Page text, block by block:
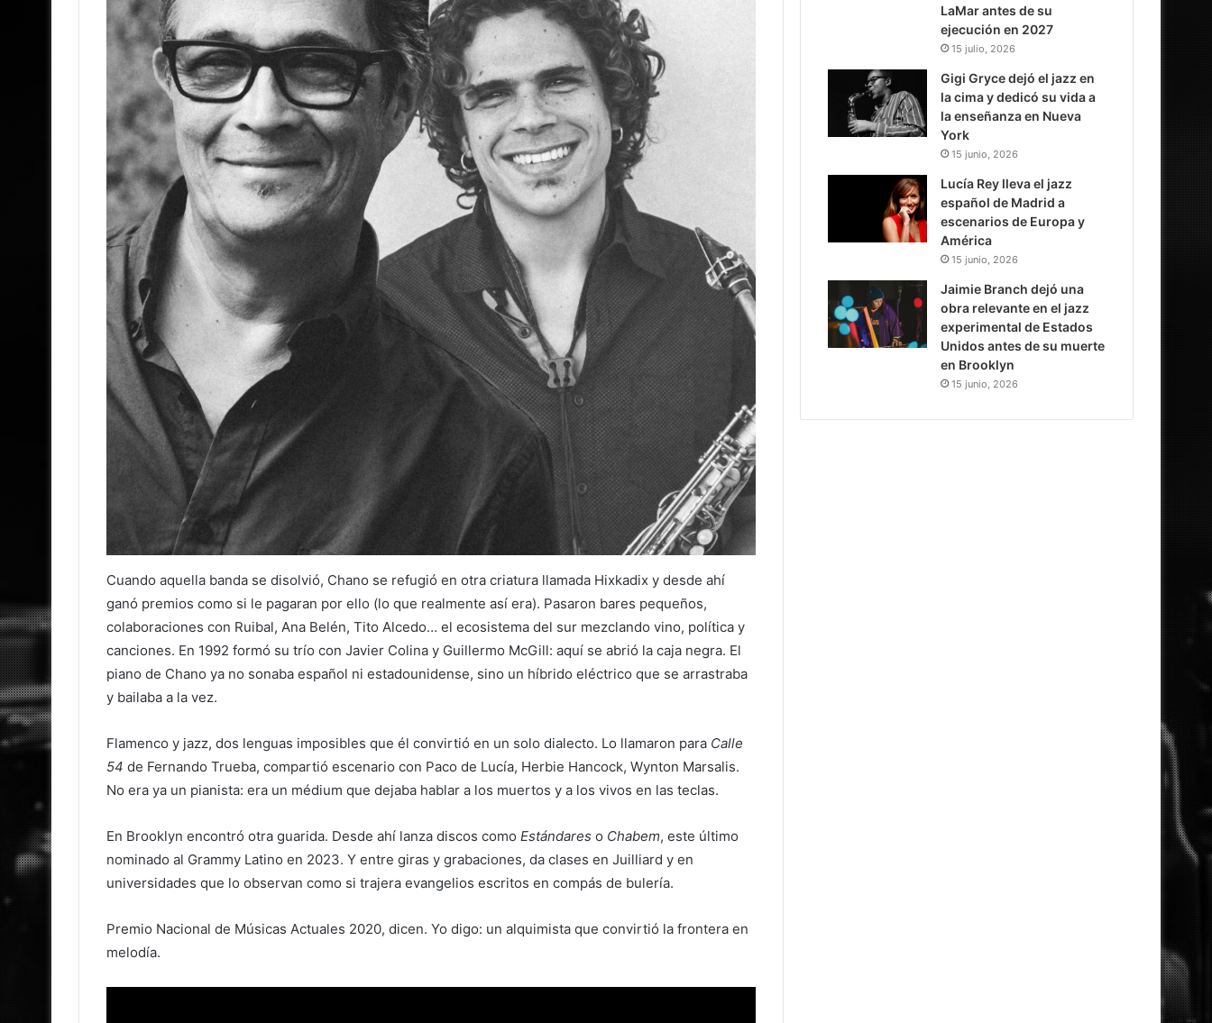
Cuando aquella banda se disolvió, Chano se refugió en otra criatura llamada Hixkadix y desde ahí
ganó premios como si le pagaran por ello (lo que realmente así era). Pasaron bares pequeños,
colaboraciones con Ruibal, Ana Belén, Tito Alcedo… el ecosistema del sur mezclando vino, política y
canciones. En 1992 formó su trío con Javier Colina y Guillermo McGill: aquí se abrió la caja negra. El
piano de Chano ya no sonaba español ni estadounidense, sino un híbrido eléctrico que se arrastraba
y bailaba a la vez.
Flamenco y jazz, dos lenguas imposibles que él convirtió en un solo dialecto. Lo llamaron para Calle
54 de Fernando Trueba, compartió escenario con Paco de Lucía, Herbie Hancock, Wynton Marsalis.
No era ya un pianista: era un médium que dejaba hablar a los muertos y a los vivos en las teclas.
En Brooklyn encontró otra guarida. Desde ahí lanza discos como Estándares o Chabem, este último
nominado al Grammy Latino en 2023. Y entre giras y grabaciones, da clases en Juilliard y en
universidades que lo observan como si trajera evangelios escritos en compás de bulería.
Premio Nacional de Músicas Actuales 2020, dicen. Yo digo: un alquimista que convirtió la frontera en
melodía.
LaMar antes de su
ejecución en 2027
15 julio, 2026
Gigi Gryce dejó el jazz en
la cima y dedicó su vida a
la enseñanza en Nueva
York
15 junio, 2026
Lucía Rey lleva el jazz
español de Madrid a
escenarios de Europa y
América
15 junio, 2026
Jaimie Branch dejó una
obra relevante en el jazz
experimental de Estados
Unidos antes de su muerte
en Brooklyn
15 junio, 2026